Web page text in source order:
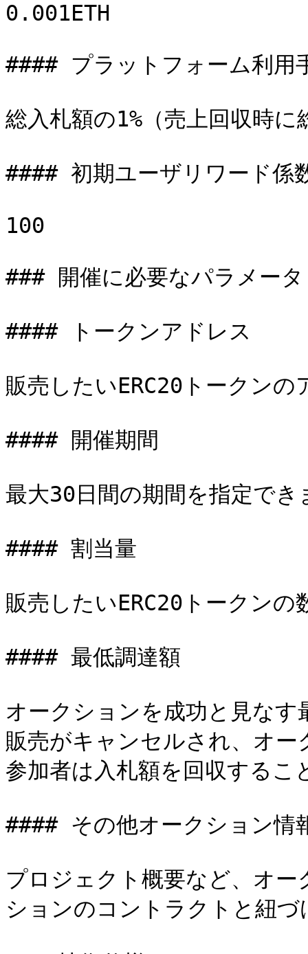
0.001ETH
#### プラットフォーム利用
総入札額の1%（売上回収時
#### 初期ユーザリワード係
100
### 開催に必要なパラメータ
#### トークンアドレス
販売したいERC20トークンの
#### 開催期間
最大30日間の期間を指定でき
#### 割当量
販売したいERC20トークンの
#### 最低調達額
オークションを成功と見な
販売がキャンセルされ、オ
参加者は入札額を回収するこ
#### その他オークション情
プロジェクト概要など、オ
ションのコントラクトと紐